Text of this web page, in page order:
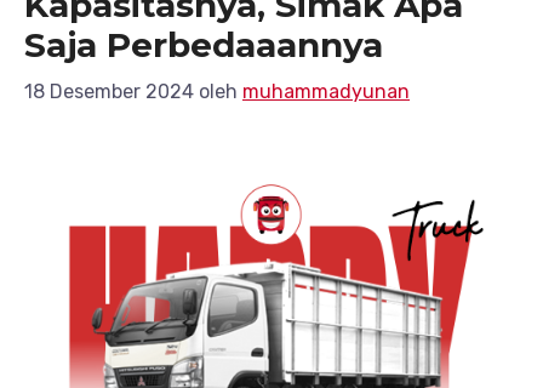
Saja Perbedaaannya
18 Desember 2024 oleh muhammadyunan